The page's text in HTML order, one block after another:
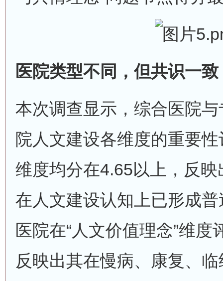
医院类型不同，但共识一致
本次调查显示，综合医院
院人文建设各维度的重要
维度均分在4.65以上，反
在人文建设认知上已形成
医院在“人文价值理念”维
反映出其在慢病、康复、